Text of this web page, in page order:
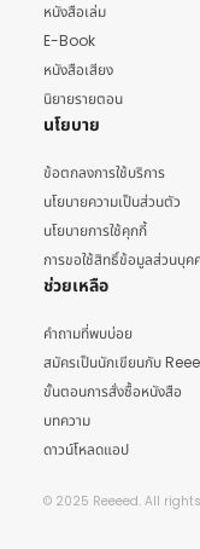
หนังสือเล่ม
E-Book
หนังสือเสียง
นิยายรายตอน
นโยบาย
ข้อตกลงการใช้บริการ
นโยบายความเป็นส่วนตัว
นโยบายการใช้คุกกี้
การขอใช้สิทธิ์ข้อมูลส่วนบุค
ช่วยเหลือ
คำถามที่พบบ่อย
สมัครเป็นนักเขียนกับ
ขั้นตอนการสั่งซื้อหนังสือ
บทความ
ดาวน์โหลดแอป
© 2025 Reeeed. All